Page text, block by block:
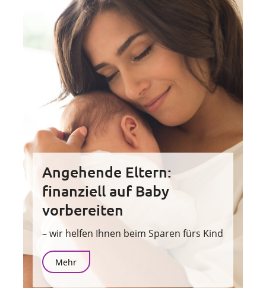
Angehende Eltern:
finanziell auf Baby
vorbereiten
– wir helfen Ihnen beim Sparen fürs Kind
Mehr